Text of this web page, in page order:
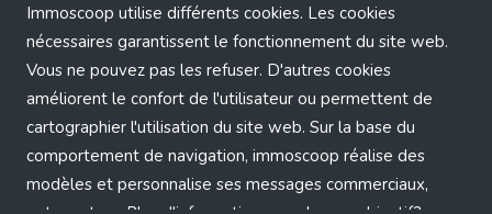
Immoscoop utilise différents cookies. Les cookies
nécessaires garantissent le fonctionnement du site web.
Vous ne pouvez pas les refuser. D'autres cookies
améliorent le confort de l'utilisateur ou permettent de
cartographier l'utilisation du site web. Sur la base du
comportement de navigation, immoscoop réalise des
modèles et personnalise ses messages commerciaux,
Application error: a client-side exception has occurred (see the
browser console for more information)